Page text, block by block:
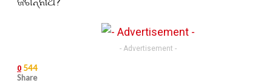
- Advertisement -
0 544
Share